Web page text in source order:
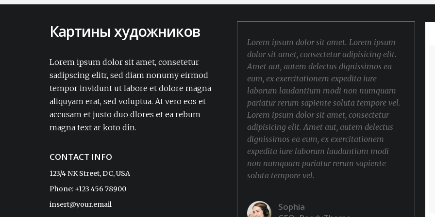
Картины художников
Lorem ipsum dolor sit amet, consetetur
sadipscing elitr, sed diam nonumy eirmod
tempor invidunt ut labore et dolore magna
aliquyam erat, sed voluptua. At vero eos et
accusam et justo duo dlores et ea rebum
magna text ar koto din.
CONTACT INFO
123/4 NK Street, DC, USA
Phone: +123 456 78900
insert@your.email
Lorem ipsum dolor sit amet, consectetur
dignissimos ea eum, ex exercitationem
expedita iure laborum laudantium modi
non numquam pariatur rerum sapiente
soluta tempore vel.Lorem ipsum dolor sit
amet, consectetur adipisicing elit. Amet aut,
autem delectus dignissimos ea eum, ex
Sophia
CEO, ReadyTheme
Lorem ipsum dolor sit amet. Lorem ipsum
dolor sit amet, consectetur adipisicing elit.
Amet aut, autem delectus dignissimos ea
eum, ex exercitationem expedita iure
laborum laudantium modi non numquam
pariatur rerum sapiente soluta tempore vel.
Lorem ipsum dolor sit amet, consectetur
adipisicing elit. Amet aut, autem delectus
dignissimos ea eum, ex exercitationem
expedita iure laborum laudantium modi
non numquam pariatur rerum sapiente
soluta tempore vel.
Sophia